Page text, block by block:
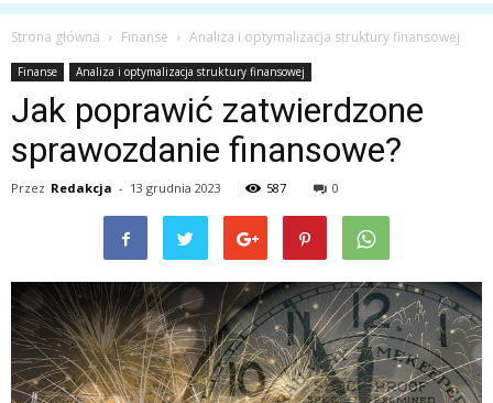
Strona główna Finanse Analiza i optymalizacja struktury finansowej
Finanse Analiza i optymalizacja struktury finansowej
Jak poprawić zatwierdzone
sprawozdanie finansowe?
Przez Redakcja - 13 grudnia 2023 587 0